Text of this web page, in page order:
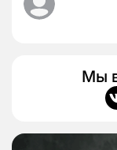
Мы